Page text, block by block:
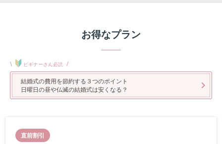
お得なプラン
\ ビギナーさん必読 /
結婚式の費用を節約する３つのポイント
日曜日の昼や仏滅の結婚式は安くなる？
直前割引